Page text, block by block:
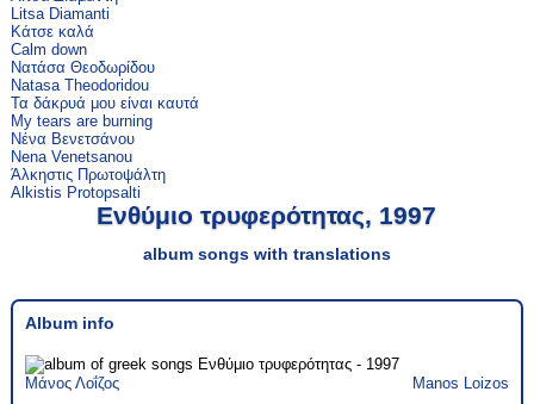
Litsa Diamanti
Κάτσε καλά
Calm down
Νατάσα Θεοδωρίδου
Natasa Theodoridou
Τα δάκρυά μου είναι καυτά
My tears are burning
Νένα Βενετσάνου
Nena Venetsanou
Άλκηστις Πρωτοψάλτη
Alkistis Protopsalti
Ενθύμιο τρυφερότητας, 1997
album songs with translations
Album info
Μάνος Λοΐζος Manos Loizos